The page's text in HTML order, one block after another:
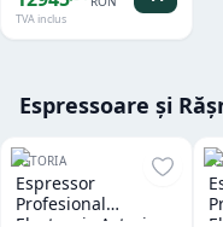
TVA inclus
Espressoare și
ASTORIA
Espressor
Profesional